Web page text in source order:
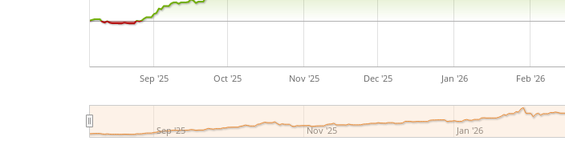
Sep '25 Oct '25 Nov '25 Dec '25 Jan '26 Feb '26
Sep '25 Nov '25 Jan '26